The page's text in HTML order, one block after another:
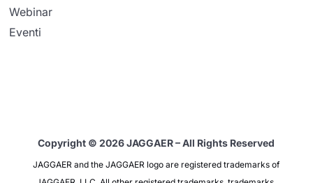
Webinar
Eventi
Copyright © 2026 JAGGAER – All Rights Reserved
JAGGAER and the JAGGAER logo are registered trademarks of